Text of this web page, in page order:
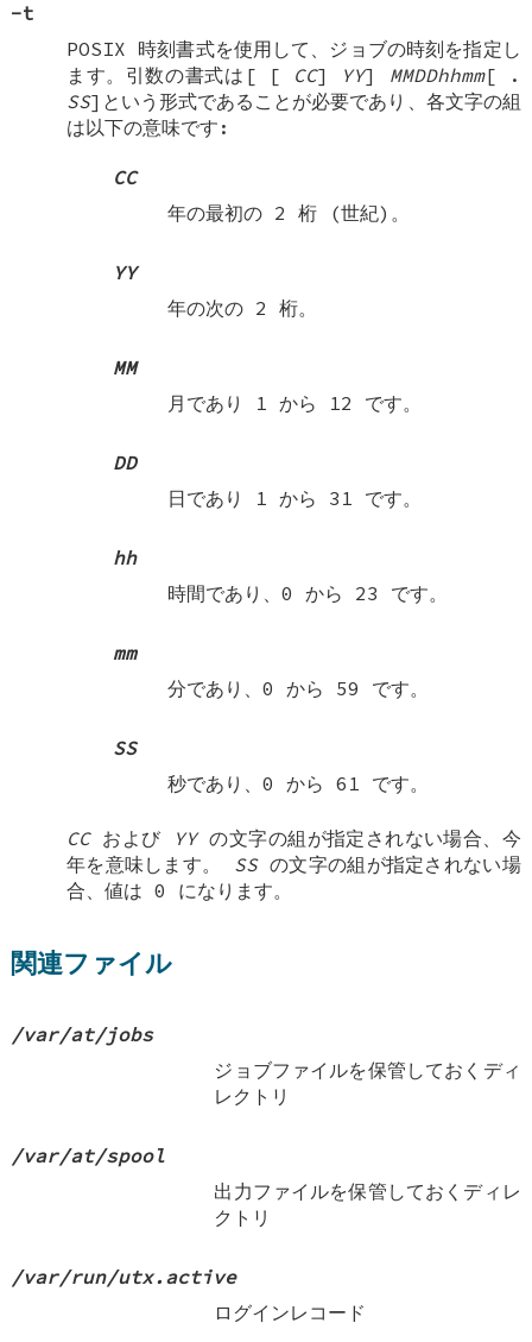
-t
POSIX 時刻書式を使用して、ジョブの時刻を指定し
ます。引数の書式は[
[ CC] YY] MMDDhhmm[
.
SS]という形式であることが必要であり、各文字の組
は以下の意味です:
CC
年の最初の 2 桁 (世紀)。
YY
年の次の 2 桁。
MM
月であり 1 から 12 です。
DD
日であり 1 から 31 です。
hh
時間であり、0 から 23 です。
mm
分であり、0 から 59 です。
SS
秒であり、0 から 61 です。
CCおよび YYの文字の組が指定されない場合、今
年を意味します。 SSの文字の組が指定されない場
合、値は 0 になります。
関連ファイル
/var/at/jobs
ジョブファイルを保管しておくディ
レクトリ
/var/at/spool
出力ファイルを保管しておくディレ
クトリ
/var/run/utx.active
ログインレコード